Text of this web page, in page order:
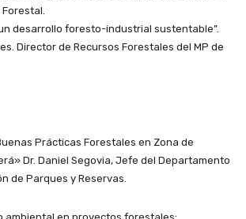
desarrollo foresto-industrial sustentable”.
Director de Recursos Forestales del MP de
Prácticas Forestales en Zona de
Dr. Daniel Segovia, Jefe del Departamento
de Parques y Reservas.